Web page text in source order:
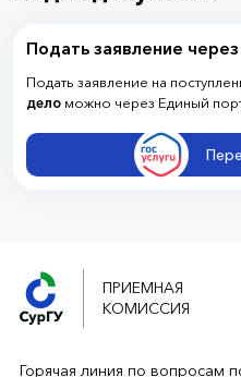
Подать заявление через
Подать заявление на
дело можно через Единый
ПРИЕМНАЯ
КОМИССИЯ
Горячая линия по вопросам